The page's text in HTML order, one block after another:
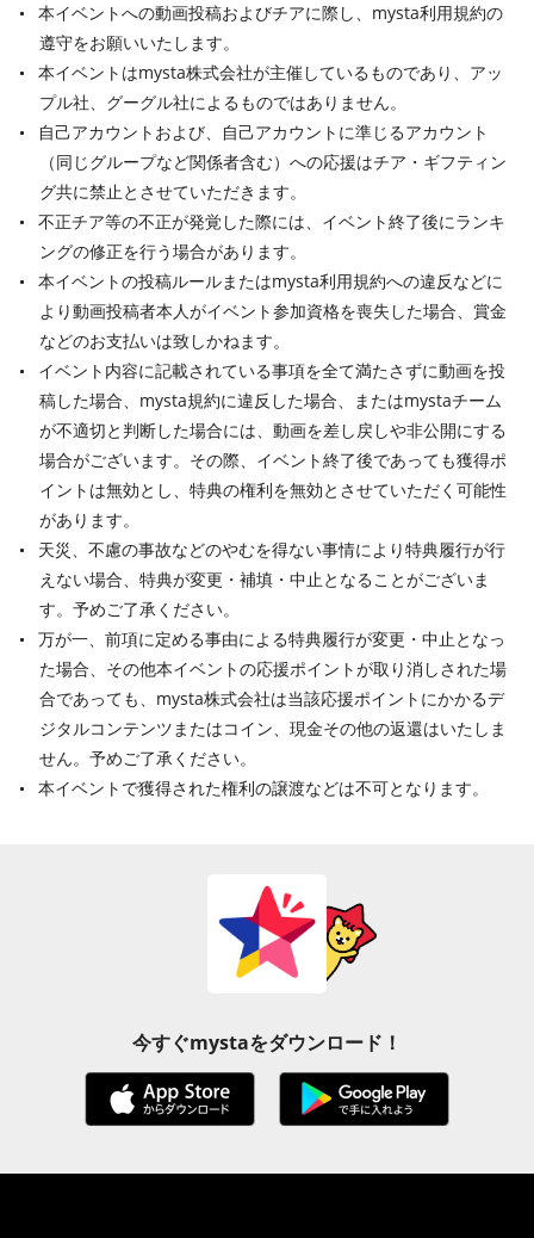
本イベントへの動画投稿およびチアに際し、mysta利用規約の
遵守をお願いいたします。
本イベントはmysta株式会社が主催しているものであり、アッ
プル社、グーグル社によるものではありません。
自己アカウントおよび、自己アカウントに準じるアカウント
（同じグループなど関係者含む）への応援はチア・ギフティン
グ共に禁止とさせていただきます。
不正チア等の不正が発覚した際には、イベント終了後にランキ
ングの修正を行う場合があります。
本イベントの投稿ルールまたはmysta利用規約への違反などに
より動画投稿者本人がイベント参加資格を喪失した場合、賞金
などのお支払いは致しかねます。
イベント内容に記載されている事項を全て満たさずに動画を投
稿した場合、mysta規約に違反した場合、またはmystaチーム
が不適切と判断した場合には、動画を差し戻しや非公開にする
場合がございます。その際、イベント終了後であっても獲得ポ
イントは無効とし、特典の権利を無効とさせていただく可能性
があります。
天災、不慮の事故などのやむを得ない事情により特典履行が行
えない場合、特典が変更・補填・中止となることがございま
す。予めご了承ください。
万が一、前項に定める事由による特典履行が変更・中止となっ
た場合、その他本イベントの応援ポイントが取り消しされた場
合であっても、mysta株式会社は当該応援ポイントにかかるデ
ジタルコンテンツまたはコイン、現金その他の返還はいたしま
せん。予めご了承ください。
本イベントで獲得された権利の譲渡などは不可となります。
今すぐmystaをダウンロード！